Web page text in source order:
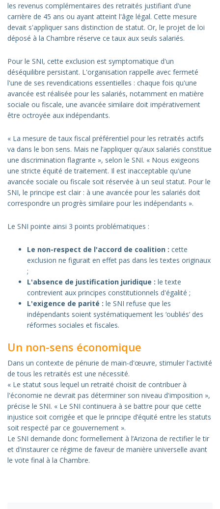
les revenus complémentaires des retraités justifiant d'une
carrière de 45 ans ou ayant atteint l'âge légal. Cette mesure
devait s'appliquer sans distinction de statut. Or, le projet de loi
déposé à la Chambre réserve ce taux aux seuls salariés.
Pour le SNI, cette exclusion est symptomatique d'un
déséquilibre persistant. L'organisation rappelle avec fermeté
l'une de ses revendications essentielles : chaque fois qu'une
avancée est réalisée pour les salariés, notamment en matière
sociale ou fiscale, une avancée similaire doit impérativement
être octroyée aux indépendants.
« La mesure de taux fiscal préférentiel pour les retraités actifs
va dans le bon sens. Mais ne l’appliquer qu’aux salariés constitue
une discrimination flagrante », selon le SNI. « Nous exigeons
une stricte équité de traitement. Il est inacceptable qu'une
avancée sociale ou fiscale soit réservée à un seul statut. Pour le
SNI, le principe est clair : à une avancée pour les salariés doit
correspondre un progrès similaire pour les indépendants ».
Le SNI pointe ainsi 3 points problématiques :
Le non-respect de l'accord de coalition : cette
exclusion ne figurait en effet pas dans les textes originaux
;
L'absence de justification juridique : le texte
contrevient aux principes constitutionnels d'égalité ;
L'exigence de parité : le SNI refuse que les
indépendants soient systématiquement les ‘oubliés’ des
réformes sociales et fiscales.
Un non-sens économique
Dans un contexte de pénurie de main-d'œuvre, stimuler l'activité
de tous les retraités est une nécessité.
« Le statut sous lequel un retraité choisit de contribuer à
l'économie ne devrait pas déterminer son niveau d'imposition »,
précise le SNI. « Le SNI continuera à se battre pour que cette
injustice soit corrigée et que le principe d’équité entre les statuts
soit respecté par ce gouvernement ».
Le SNI demande donc formellement à l’Arizona de rectifier le tir
et d'instaurer ce régime de faveur de manière universelle avant
le vote final à la Chambre.